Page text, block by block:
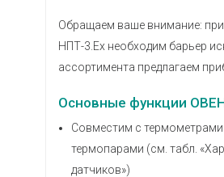
Обращаем ваше внимание:
НПТ-3.Ех необходим барьер
ассортимента предлагаем
Основные функции
Совместим с
термопарами (см. табл.
датчиков»)